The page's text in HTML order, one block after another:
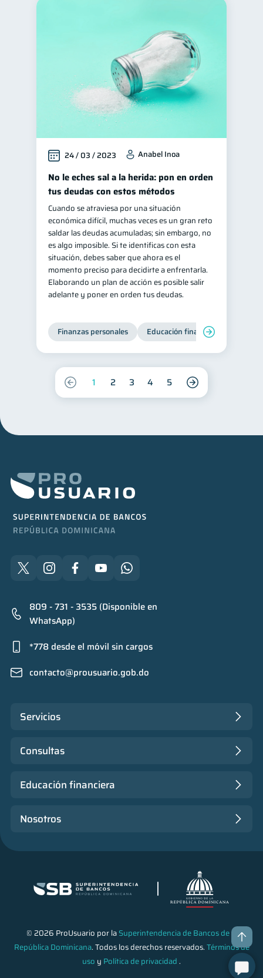
24 / 03 / 2023 Anabel Inoa
No le eches sal a la herida: pon en orden
tus deudas con estos métodos
Cuando se atraviesa por una situación
económica difícil, muchas veces es un gran reto
saldar las deudas acumuladas; sin embargo, no
es algo imposible. Si te identificas con esta
situación, debes saber que ahora es el
momento preciso para decidirte a enfrentarla.
Elaborando un plan de acción es posible salir
adelante y poner en orden tus deudas.
Finanzas personales Educación financiera
1 2 3 4 5
© 2026 ProUsuario por laSuperintendencia de Bancos de la
República Dominicana. Todos los derechos reservados.Términos de
uso y Política de privacidad.
809 - 731 - 3535 (Disponible en
WhatsApp)
*778 desde el móvil sin cargos
contacto@prousuario.gob.do
Servicios
Consultas
Educación financiera
Nosotros